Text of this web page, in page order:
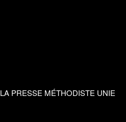
LA PRESSE MÉTHODISTE UNIE